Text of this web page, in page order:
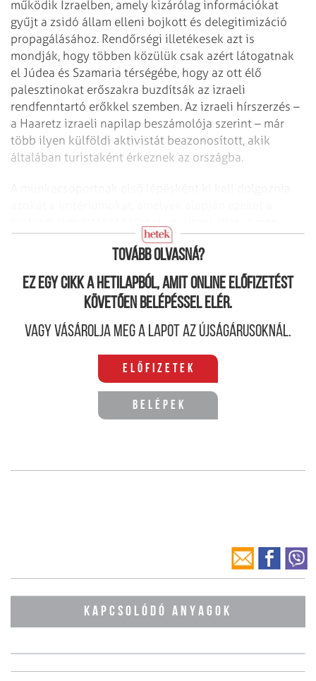
működik Izraelben, amely kizárólag információkat
gyűjt a zsidó állam elleni bojkott és delegitimizáció
propagálásához. Rendőrségi illetékesek azt is
mondják, hogy többen közülük csak azért látogatnak
el Júdea és Szamaria térségébe, hogy az ott élő
palesztinokat erőszakra buzdítsák az izraeli
rendfenntartó erőkkel szemben. Az izraeli hírszerzés –
a Haaretz izraeli napilap beszámolója szerint – már
több ilyen külföldi aktivistát beazonosított, akik
általában turistaként érkeznek az országba.
lehet tagadni tőlük az országba való belépést.
Tovább olvasná?
Ez egy cikk a hetilapból, amit online előfizetést
követően belépéssel elér.
Vagy vásárolja meg a lapot az újságárusoknál.
Előfizetek
Belépek
KAPCSOLÓDÓ ANYAGOK